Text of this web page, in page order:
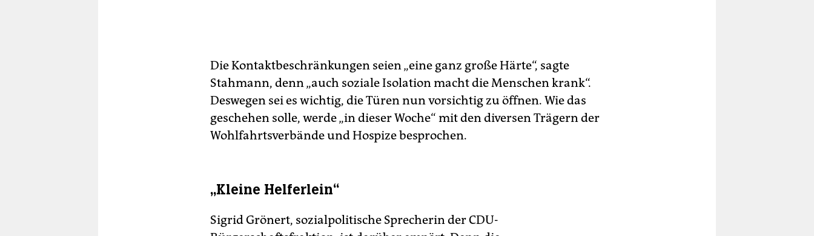
Die Kontaktbeschränkungen seien „eine ganz große Härte“, sagte
Stahmann, denn „auch soziale Isolation macht die Menschen krank“.
Deswegen sei es wichtig, die Türen nun vorsichtig zu öffnen. Wie das
geschehen solle, werde „in dieser Woche“ mit den diversen Trägern der
Wohlfahrtsverbände und Hospize besprochen.
„Kleine Helferlein“
Sigrid Grönert, sozialpolitische Sprecherin der CDU-